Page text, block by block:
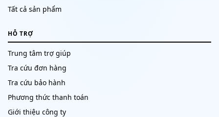
Tất cả sản phẩm
HỖ TRỢ
Trung tâm trợ giúp
Tra cứu đơn hàng
Tra cứu bảo hành
Phương thức thanh toán
Giới thiệu công ty